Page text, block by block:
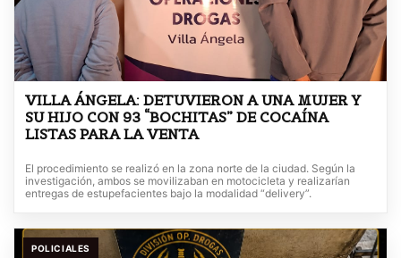
VILLA ÁNGELA: DETUVIERON A UNA MUJER Y
SU HIJO CON 93 “BOCHITAS” DE COCAÍNA
LISTAS PARA LA VENTA
El procedimiento se realizó en la zona norte de la ciudad. Según la
investigación, ambos se movilizaban en motocicleta y realizarían
entregas de estupefacientes bajo la modalidad “delivery”.
POLICIALES